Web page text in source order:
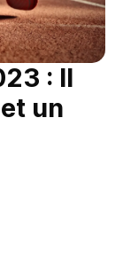
: Il
un